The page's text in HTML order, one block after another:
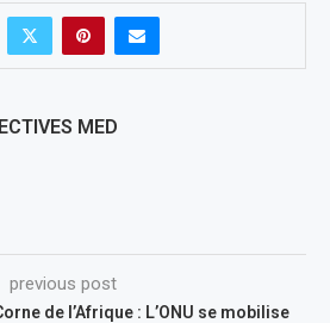
MED
previous post
de l’Afrique : L’ONU se mobilise